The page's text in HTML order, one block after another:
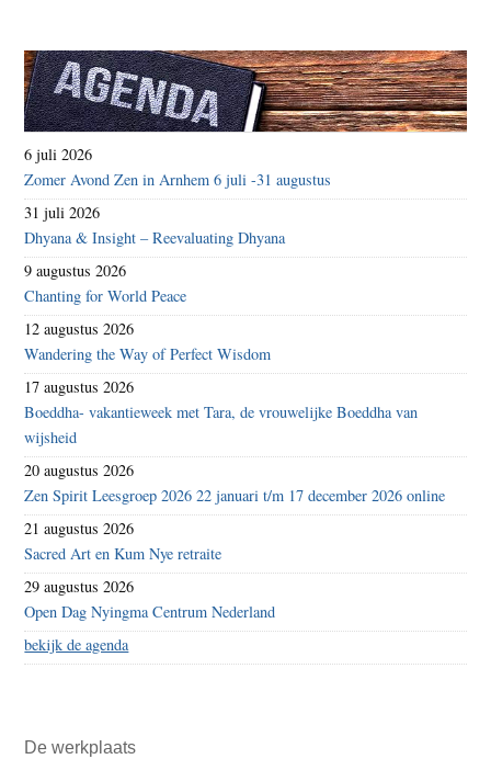
6 juli 2026
Zomer Avond Zen in Arnhem 6 juli -31 augustus
31 juli 2026
Dhyana & Insight – Reevaluating Dhyana
9 augustus 2026
Chanting for World Peace
12 augustus 2026
Wandering the Way of Perfect Wisdom
17 augustus 2026
Boeddha- vakantieweek met Tara, de vrouwelijke Boeddha van
wijsheid
20 augustus 2026
Zen Spirit Leesgroep 2026 22 januari t/m 17 december 2026 online
21 augustus 2026
Sacred Art en Kum Nye retraite
29 augustus 2026
Open Dag Nyingma Centrum Nederland
bekijk de agenda
De werkplaats